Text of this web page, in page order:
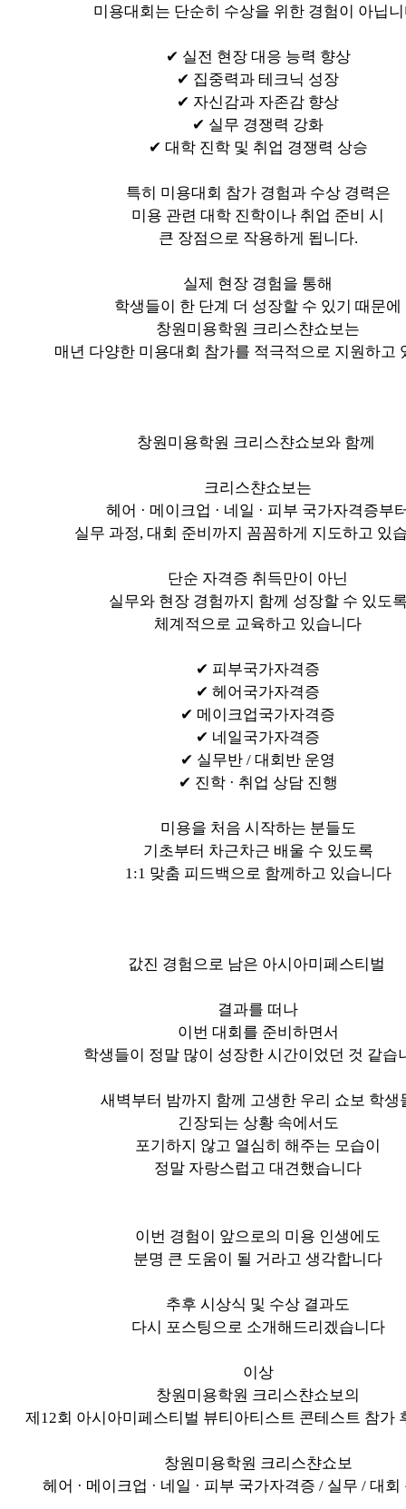
미용대회는 단순히 수상을 위한 경험이 아닙
✔ 실전 현장 대응 능력 향상
✔ 집중력과 테크닉 성장
✔ 자신감과 자존감 향상
✔ 실무 경쟁력 강화
✔ 대학 진학 및 취업 경쟁력 상승
특히 미용대회 참가 경험과 수상 경력은
미용 관련 대학 진학이나 취업 준비 시
큰 장점으로 작용하게 됩니다.
실제 현장 경험을 통해
학생들이 한 단계 더 성장할 수 있기 때문에
창원미용학원 크리스챤쇼보는
매년 다양한 미용대회 참가를 적극적으로 지원하고
창원미용학원 크리스챤쇼보와 함께
크리스챤쇼보는
헤어 · 메이크업 · 네일 · 피부 국가자격증부
실무 과정, 대회 준비까지 꼼꼼하게 지도하고 있
단순 자격증 취득만이 아닌
실무와 현장 경험까지 함께 성장할 수 있도
체계적으로 교육하고 있습니다
✔ 피부국가자격증
✔ 헤어국가자격증
✔ 메이크업국가자격증
✔ 네일국가자격증
✔ 실무반 / 대회반 운영
✔ 진학 · 취업 상담 진행
미용을 처음 시작하는 분들도
기초부터 차근차근 배울 수 있도록
1:1 맞춤 피드백으로 함께하고 있습니다
값진 경험으로 남은 아시아미페스티벌
결과를 떠나
이번 대회를 준비하면서
학생들이 정말 많이 성장한 시간이었던 것 같습
새벽부터 밤까지 함께 고생한 우리 쇼보 학생
긴장되는 상황 속에서도
포기하지 않고 열심히 해주는 모습이
정말 자랑스럽고 대견했습니다
이번 경험이 앞으로의 미용 인생에도
분명 큰 도움이 될 거라고 생각합니다
추후 시상식 및 수상 결과도
다시 포스팅으로 소개해드리겠습니다
이상
창원미용학원 크리스챤쇼보의
제12회 아시아미페스티벌 뷰티아티스트 콘테스트 참가
창원미용학원 크리스챤쇼보
헤어 · 메이크업 · 네일 · 피부 국가자격증 / 실무 / 대